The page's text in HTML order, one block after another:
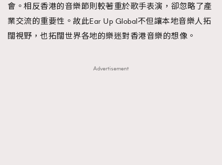
會。相反香港的音樂節則較著重於歌手表演，卻忽略了產
業交流的重要性。故此Ear Up Global不但讓本地音樂人拓
闊視野，也拓闊世界各地的樂迷對香港音樂的想像。
Advertisement